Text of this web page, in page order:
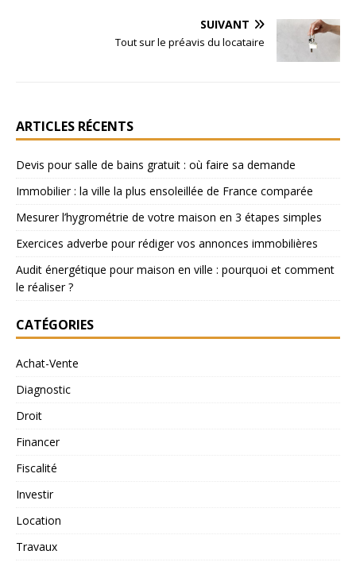
SUIVANT
Tout sur le préavis du locataire
ARTICLES RÉCENTS
Devis pour salle de bains gratuit : où faire sa demande
Immobilier : la ville la plus ensoleillée de France comparée
Mesurer l’hygrométrie de votre maison en 3 étapes simples
Exercices adverbe pour rédiger vos annonces immobilières
Audit énergétique pour maison en ville : pourquoi et comment
le réaliser ?
CATÉGORIES
Achat-Vente
Diagnostic
Droit
Financer
Fiscalité
Investir
Location
Travaux